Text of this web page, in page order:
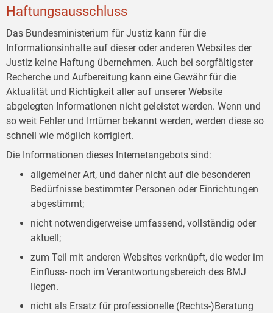
Haftungsausschluss
Das Bundesministerium für Justiz kann für die
Informationsinhalte auf dieser oder anderen Websites der
Justiz keine Haftung übernehmen. Auch bei sorgfältigster
Recherche und Aufbereitung kann eine Gewähr für die
Aktualität und Richtigkeit aller auf unserer Website
abgelegten Informationen nicht geleistet werden. Wenn und
so weit Fehler und Irrtümer bekannt werden, werden diese so
schnell wie möglich korrigiert.
Die Informationen dieses Internetangebots sind:
allgemeiner Art, und daher nicht auf die besonderen
Bedürfnisse bestimmter Personen oder Einrichtungen
abgestimmt;
nicht notwendigerweise umfassend, vollständig oder
aktuell;
zum Teil mit anderen Websites verknüpft, die weder im
Einfluss- noch im Verantwortungsbereich des BMJ
liegen.
nicht als Ersatz für professionelle (Rechts-)Beratung